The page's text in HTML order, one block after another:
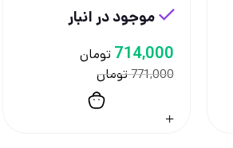
موجود در انبار
771,000تومان
714,000 تومان